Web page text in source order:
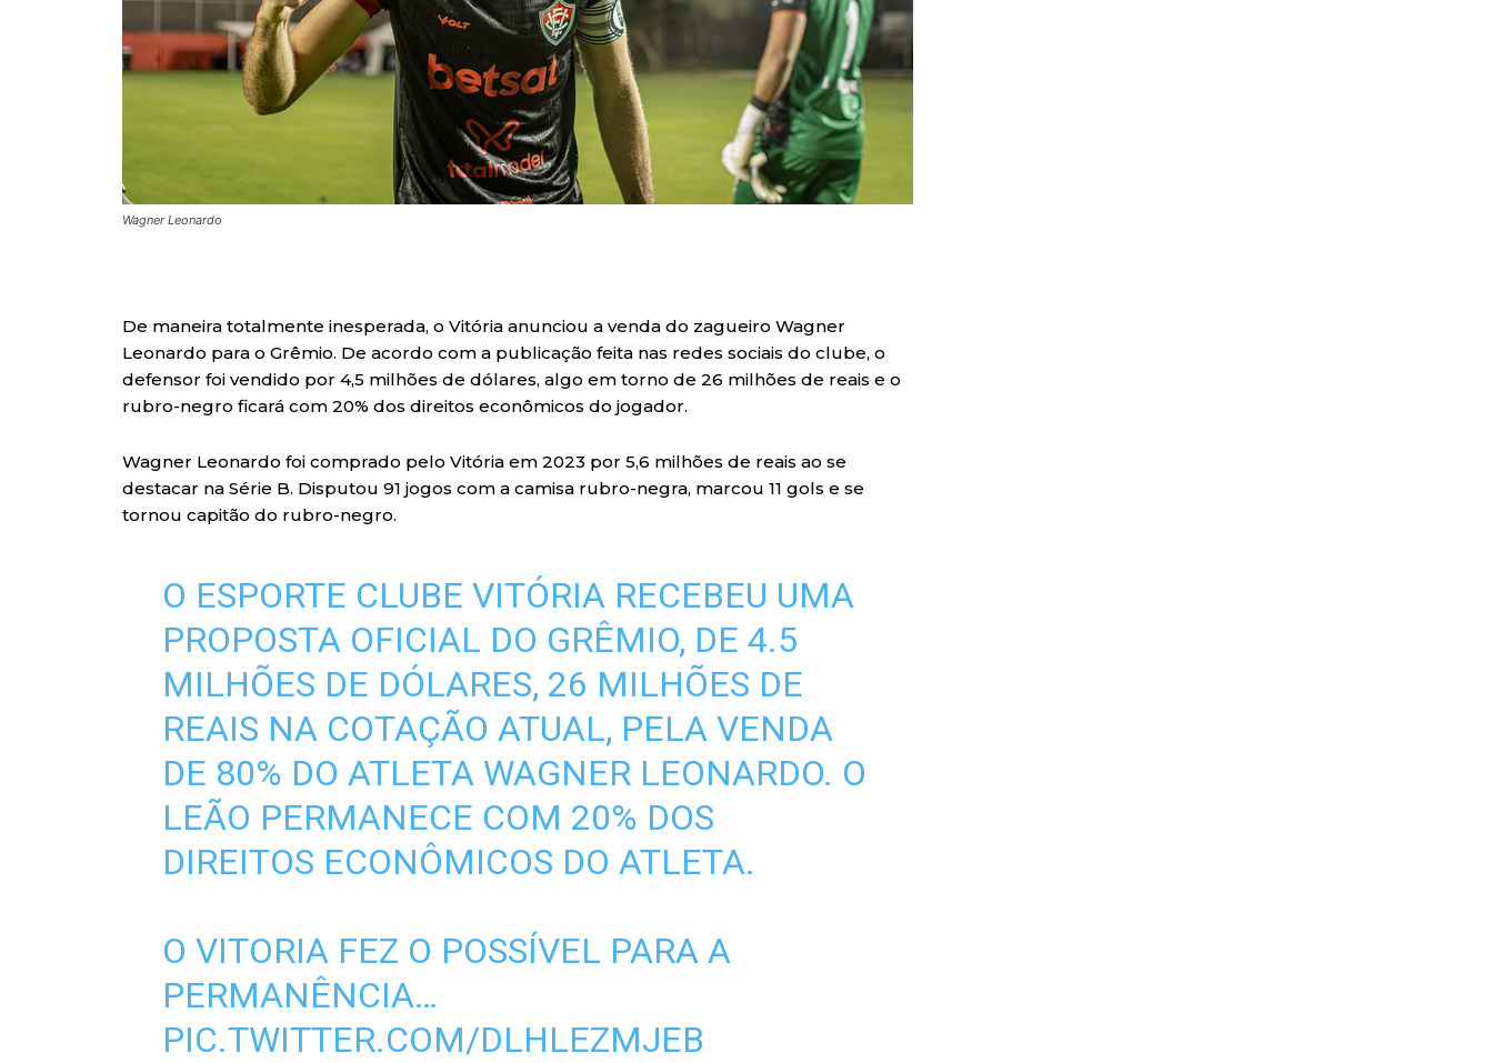
Wagner Leonardo
De maneira totalmente inesperada, o Vitória anunciou a venda do zagueiro Wagner
Leonardo para o Grêmio. De acordo com a publicação feita nas redes sociais do clube, o
defensor foi vendido por 4,5 milhões de dólares, algo em torno de 26 milhões de reais e o
rubro-negro ficará com 20% dos direitos econômicos do jogador.
Wagner Leonardo foi comprado pelo Vitória em 2023 por 5,6 milhões de reais ao se
destacar na Série B. Disputou 91 jogos com a camisa rubro-negra, marcou 11 gols e se
tornou capitão do rubro-negro.
O ESPORTE CLUBE VITÓRIA RECEBEU UMA
PROPOSTA OFICIAL DO GRÊMIO, DE 4.5
MILHÕES DE DÓLARES, 26 MILHÕES DE
REAIS NA COTAÇÃO ATUAL, PELA VENDA
DE 80% DO ATLETA WAGNER LEONARDO. O
LEÃO PERMANECE COM 20% DOS
DIREITOS ECONÔMICOS DO ATLETA.
O VITORIA FEZ O POSSÍVEL PARA A
PERMANÊNCIA…
PIC.TWITTER.COM/DLHLEZMJEB